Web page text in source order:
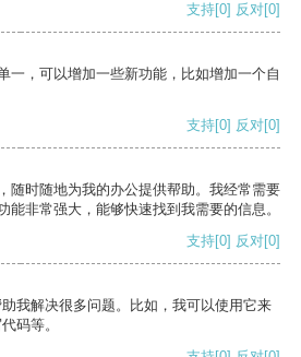
支持[0] 反对[0]
一，可以增加一些新功能，比如增加一个自
支持[0] 反对[0]
随时随地为我的办公提供帮助。我经常需要
能非常强大，能够快速找到我需要的信息。
支持[0] 反对[0]
我解决很多问题。比如，我可以使用它来
码等。